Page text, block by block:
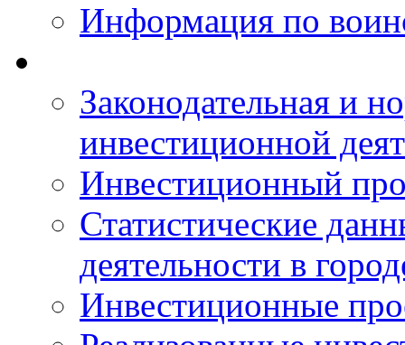
Информация по
Законодательная и
инвестиционной
Инвестиционный
Статистические
деятельности в
Инвестиционные